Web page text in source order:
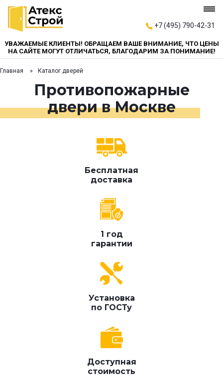
+7 (495) 790-42-31
УВАЖАЕМЫЕ КЛИЕНТЫ! ОБРАЩАЕМ ВАШЕ ВНИМАНИЕ, ЧТО ЦЕНЫ
НА САЙТЕ МОГУТ ОТЛИЧАТЬСЯ, БЛАГОДАРИМ ЗА ПОНИМАНИЕ!
Главная Каталог дверей
Противопожарные
двери в Москве
Бесплатная
доставка
1 год
гарантии
Установка
по ГОСТу
Доступная
стоимость